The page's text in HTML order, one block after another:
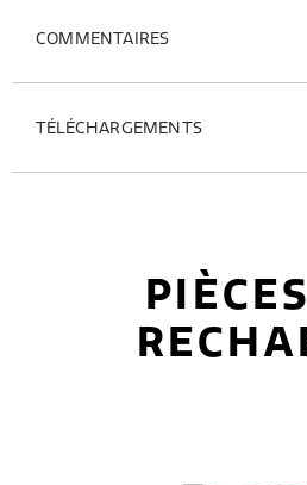
COMMENTAIRES
TÉLÉCHARGEMENTS